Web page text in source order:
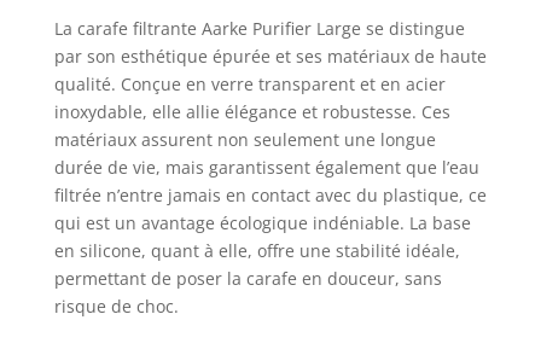
collaboration avec
BWT, l'un des
leaders mondiaux
des technologies
de l'eau. Les
granulés filtrants
Pure inclus
réduisent le
chlore, les métaux
calcaire - vous
La carafe filtrante Aarke Purifier Large se distingue
par son esthétique épurée et ses matériaux de haute
qualité. Conçue en verre transparent et en acier
inoxydable, elle allie élégance et robustesse. Ces
matériaux assurent non seulement une longue
durée de vie, mais garantissent également que l’eau
filtrée n’entre jamais en contact avec du plastique, ce
qui est un avantage écologique indéniable. La base
en silicone, quant à elle, offre une stabilité idéale,
permettant de poser la carafe en douceur, sans
risque de choc.